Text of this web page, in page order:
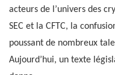
acteurs de l’univers des
SEC et la CFTC, la
poussant de nombreux
Aujourd’hui, un texte